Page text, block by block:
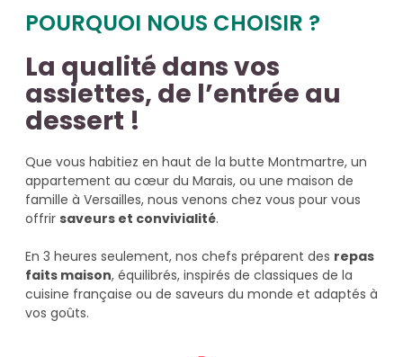
POURQUOI NOUS CHOISIR ?
La qualité dans vos
assiettes, de l’entrée au
dessert !
Que vous habitiez en haut de la butte Montmartre, un
appartement au cœur du Marais, ou une maison de
famille à Versailles, nous venons chez vous pour vous
offrir saveurs et convivialité.
En 3 heures seulement, nos chefs préparent des repas
faits maison, équilibrés, inspirés de classiques de la
cuisine française ou de saveurs du monde et adaptés à
vos goûts.